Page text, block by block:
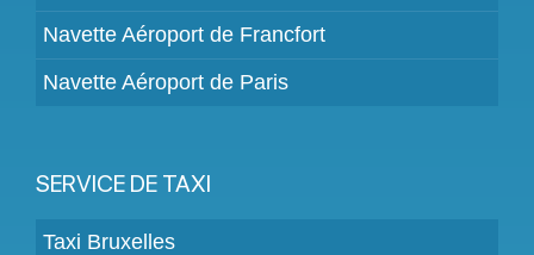
Navette Aéroport de Francfort
Navette Aéroport de Paris
SERVICE DE TAXI
Taxi Bruxelles